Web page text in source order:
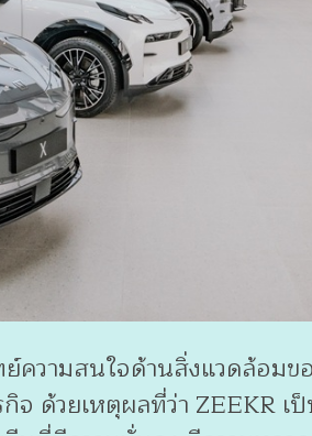
วามสนใจด้านสิ่งแวดล้อมข
ด้วยเหตุผลที่ว่า ZEEKR เ